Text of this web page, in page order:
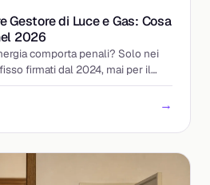
Gestore di Luce e Gas: Cosa
2026
comporta penali? Solo nei
firmati dal 2024, mai per il
e come tutelarti.
→